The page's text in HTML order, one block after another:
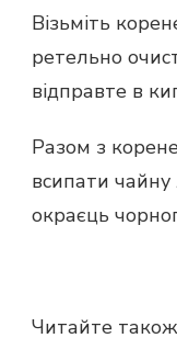
Візьміть
ретельно
відправте в
Разом з
всипати
окраєць
Читайте